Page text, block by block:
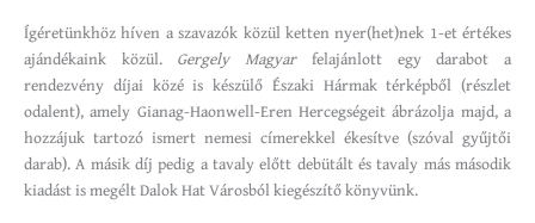
Ígéretünkhöz híven a szavazók közül ketten nyer(het)nek 1-et értékes
ajándékaink közül. Gergely Magyarfelajánlott egy darabot a
rendezvény díjai közé is készülő Északi Hármak térképből (részlet
odalent), amely Gianag-Haonwell-Eren Hercegségeit ábrázolja majd, a
hozzájuk tartozó ismert nemesi címerekkel ékesítve (szóval gyűjtői
darab). A másik díj pedig a tavaly előtt debütált és tavaly más második
kiadást is megélt Dalok Hat Városból kiegészítő könyvünk.